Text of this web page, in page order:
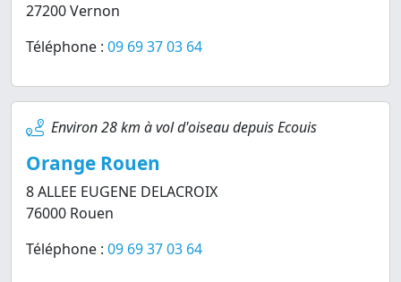
27200 Vernon
Téléphone : 09 69 37 03 64
Environ 28 km à vol d'oiseau depuis Ecouis
Orange Rouen
8 ALLEE EUGENE DELACROIX
76000 Rouen
Téléphone : 09 69 37 03 64